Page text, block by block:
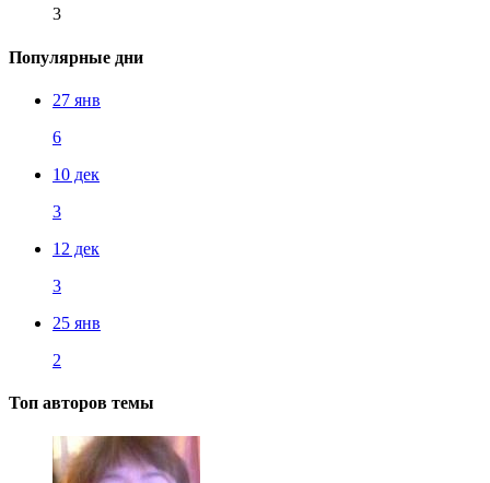
3
Популярные дни
27 янв
6
10 дек
3
12 дек
3
25 янв
2
Топ авторов темы